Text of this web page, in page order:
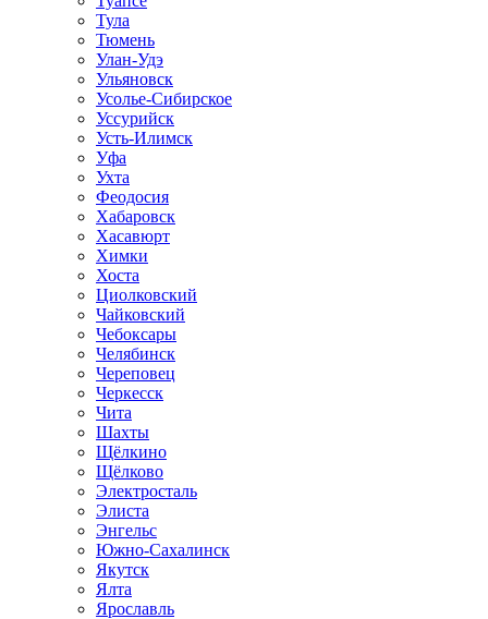
Тула
Тюмень
Улан-Удэ
Ульяновск
Усолье-Сибирское
Уссурийск
Усть-Илимск
Уфа
Ухта
Феодосия
Хабаровск
Хасавюрт
Химки
Хоста
Циолковский
Чайковский
Чебоксары
Челябинск
Череповец
Черкесск
Чита
Шахты
Щёлкино
Щёлково
Электросталь
Элиста
Энгельс
Южно-Сахалинск
Якутск
Ялта
Ярославль